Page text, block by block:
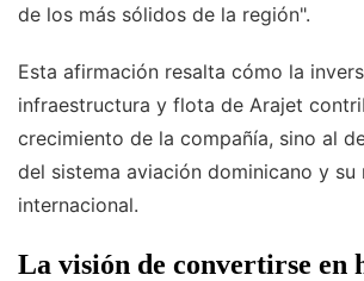
de los más sólidos de la región".
Esta afirmación resalta cómo la
infraestructura y flota de Arajet
crecimiento de la compañía, sino al
del sistema aviación dominicano y su
internacional.
La visión de convertirse en